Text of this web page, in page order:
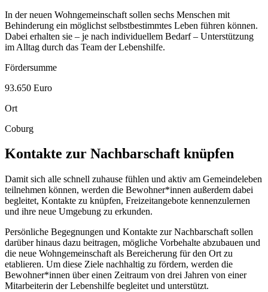
In der neuen Wohngemeinschaft sollen sechs Menschen mit
Behinderung ein möglichst selbstbestimmtes Leben führen können.
Dabei erhalten sie – je nach individuellem Bedarf – Unterstützung
im Alltag durch das Team der Lebenshilfe.
Fördersumme
93.650 Euro
Ort
Coburg
Kontakte zur Nachbarschaft knüpfen
Damit sich alle schnell zuhause fühlen und aktiv am Gemeindeleben
teilnehmen können, werden die Bewohner*innen außerdem dabei
begleitet, Kontakte zu knüpfen, Freizeitangebote kennenzulernen
und ihre neue Umgebung zu erkunden.
Persönliche Begegnungen und Kontakte zur Nachbarschaft sollen
darüber hinaus dazu beitragen, mögliche Vorbehalte abzubauen und
die neue Wohngemeinschaft als Bereicherung für den Ort zu
etablieren. Um diese Ziele nachhaltig zu fördern, werden die
Bewohner*innen über einen Zeitraum von drei Jahren von einer
Mitarbeiterin der Lebenshilfe begleitet und unterstützt.